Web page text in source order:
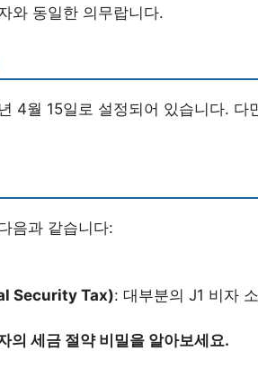
와 동일한 의무랍니다.
4월 15일로 설정되어 있습니다. 다
음과 같습니다:
Security Tax): 대부분의 J1 비자
의 세금 절약 비밀을 알아보세요.